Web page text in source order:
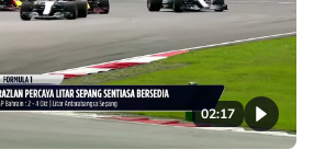
02:17